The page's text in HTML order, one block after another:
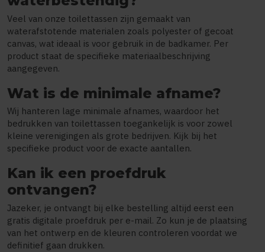
Veel van onze toilettassen zijn gemaakt van
waterafstotende materialen zoals polyester of gecoat
canvas, wat ideaal is voor gebruik in de badkamer. Per
product staat de specifieke materiaalbeschrijving
aangegeven.
Wat is de minimale afname?
Wij hanteren lage minimale afnames, waardoor het
bedrukken van toilettassen toegankelijk is voor zowel
kleine verenigingen als grote bedrijven. Kijk bij het
specifieke product voor de exacte aantallen.
Kan ik een proefdruk
ontvangen?
Jazeker, je ontvangt bij elke bestelling altijd eerst een
gratis digitale proefdruk per e-mail. Zo kun je de plaatsing
van het ontwerp en de kleuren controleren voordat we
definitief gaan drukken.